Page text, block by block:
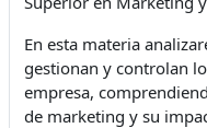
En esta materia
gestionan y controlan
empresa,
de marketing y su